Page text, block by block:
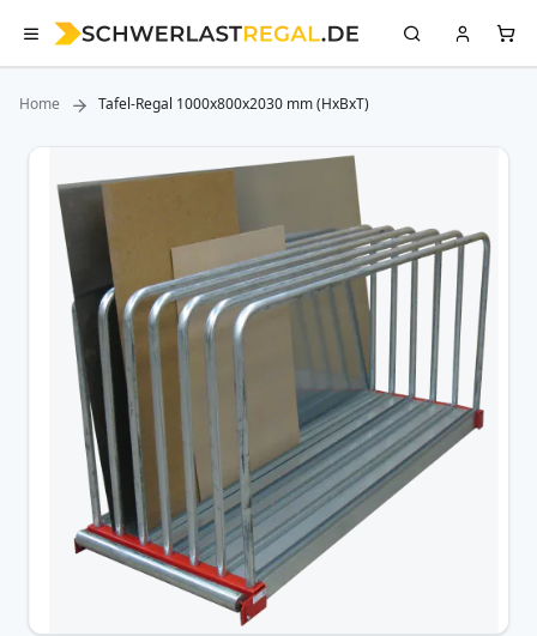
Home Tafel-Regal 1000x800x2030 mm (HxBxT)
Zum
Bildergalerie
springen